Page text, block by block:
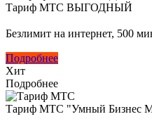
Тариф МТС ВЫГОДНЫЙ
Безлимит на интернет, 500
Подробнее
Хит
Подробнее
Тариф МТС "Умный Бизнес